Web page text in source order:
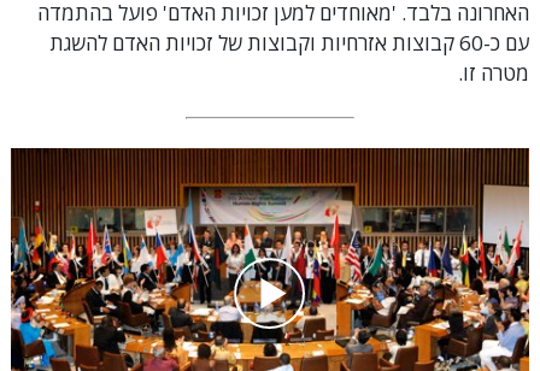
האחרונה בלבד. 'מאוחדים למען זכויות האדם' פועל בהתמדה
עם כ-60 קבוצות אזרחיות וקבוצות של זכויות האדם להשגת
מטרה זו.